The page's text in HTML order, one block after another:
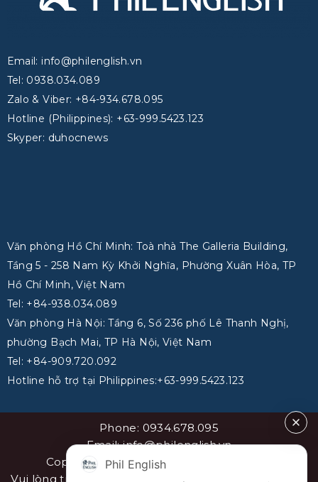
Email: info@philenglish.vn
Tel: 0938.034.089
Zalo & Viber: +84-934.678.095
Hotline (Philippines): +63-999.5423.123
Skyper: duhocnews
Văn phòng Hồ Chí Minh: Toà nhà The Galleria Building,
Tầng 5 - 258 Nam Kỳ Khởi Nghĩa, Phường Xuân Hòa, TP
Hồ Chí Minh, Việt Nam
Tel: +84-938.034.089
Văn phòng Hà Nội: Tầng 6, Số 236 phố Lê Thanh Nghị,
phường Bạch Mai, TP Hà Nội, Việt Nam
Tel: +84-909.720.092
Hotline hỗ trợ tại Philippines:+63-999.5423.123
Phone: 0934.678.095
Email: info@philenglish.vn
Copyright 2026 ©PhilEnglish Việt Nam
Vui lòng trích dẫn nguồn khi sao chép bài viết. Sơ đồ
Phil English